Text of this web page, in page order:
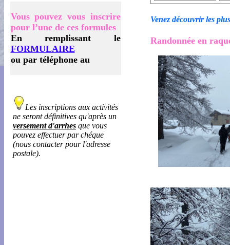
Vous pouvez vous inscrire
pour l’une de ces formules
En remplissant le
FORMULAIRE
ou par téléphone au
Les inscriptions aux activités
ne seront définitives qu'après un
versement d'arrhes que vous
pouvez effectuer par chéque
(nous contacter pour l'adresse
postale).
Venez découvrir les
Randonnée en